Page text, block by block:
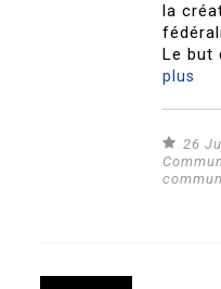
la
Le but
plus
26